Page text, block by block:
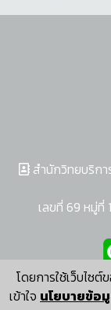
โดยการใช้เว็บไซ
เข้าใจ นโยบายข้อ
สำนักวิทยบริกา
เลขที่ 69 หมู่ที่